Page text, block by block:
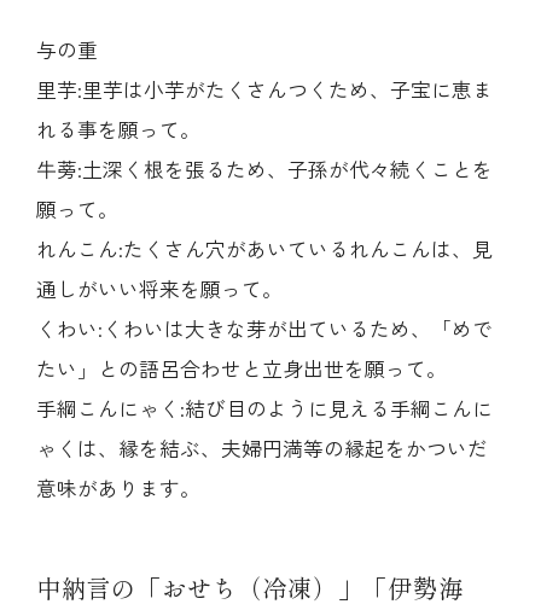
与の重
里芋:里芋は小芋がたくさんつくため、子宝に恵ま
れる事を願って。
牛蒡:土深く根を張るため、子孫が代々続くことを
願って。
れんこん:たくさん穴があいているれんこんは、見
通しがいい将来を願って。
くわい:くわいは大きな芽が出ているため、「めで
たい」との語呂合わせと立身出世を願って。
手綱こんにゃく:結び目のように見える手綱こんに
ゃくは、縁を結ぶ、夫婦円満等の縁起をかついだ
意味があります。
中納言の「おせち（冷凍）」「伊勢海